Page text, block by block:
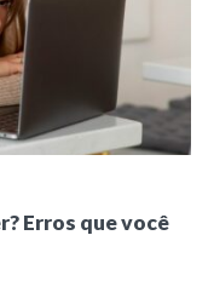
Erros que você